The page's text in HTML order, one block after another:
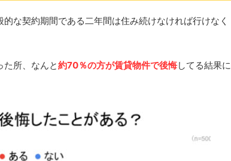
な契約期間である二年間は住み続けなければ行けなく
所、なんと約70％の方が賃貸物件で後悔してる結果に